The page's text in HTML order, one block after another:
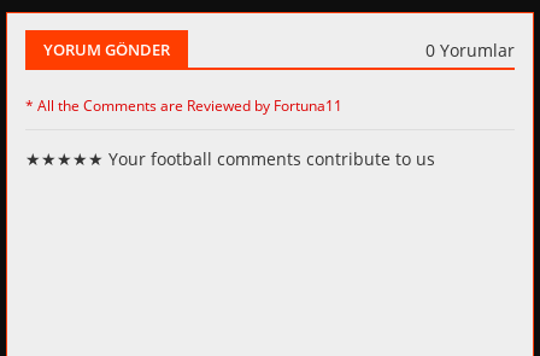
YORUM GÖNDER 0 Yorumlar
* All the Comments are Reviewed by Fortuna11
★★★★★ Your football comments contribute to us